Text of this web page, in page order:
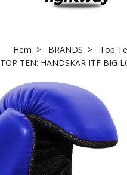
Hem BRANDS
Top
TOP TEN: HANDSKAR ITF BIG